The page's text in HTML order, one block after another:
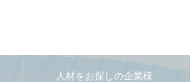
人材をお探しの企業様